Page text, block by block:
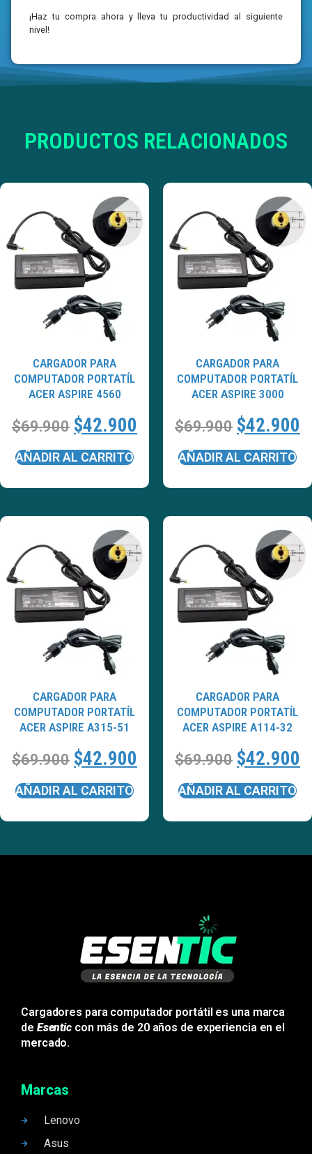
¡Haz tu compra ahora y lleva tu productividad al siguiente
nivel!
PRODUCTOS RELACIONADOS
CARGADOR PARA
COMPUTADOR PORTATÍL
ACER ASPIRE 4560
$69.900 $42.900
AÑADIR AL CARRITO
CARGADOR PARA
COMPUTADOR PORTATÍL
ACER ASPIRE 3000
$69.900 $42.900
AÑADIR AL CARRITO
CARGADOR PARA
COMPUTADOR PORTATÍL
ACER ASPIRE A315-51
$69.900 $42.900
AÑADIR AL CARRITO
CARGADOR PARA
COMPUTADOR PORTATÍL
ACER ASPIRE A114-32
$69.900 $42.900
AÑADIR AL CARRITO
Cargadores para computador portátil es una marca
de Esentic con más de 20 años de experiencia en el
mercado.
Marcas
Lenovo
Asus